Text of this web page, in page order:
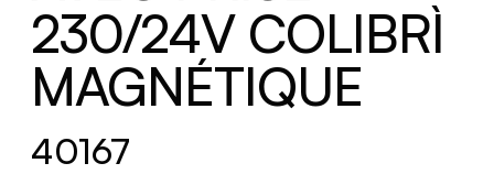
230/24V COLIBRÌ
MAGNÉTIQUE
40167